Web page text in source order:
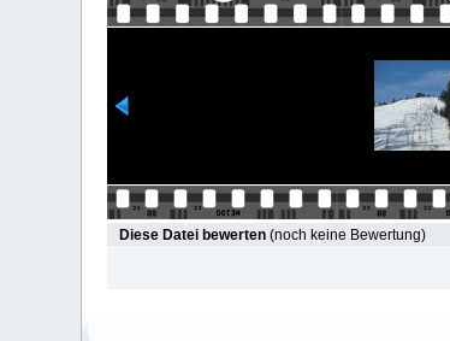
Diese Datei bewerten(noch keine Bewertung)